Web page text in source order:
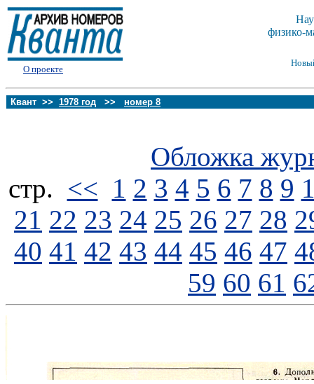
О проекте
физико-
Квант >> 1978 год >> номер 8
Обложка
стp. << 1 2 3 4 5 6 7 8 9
21 22 23 24 25 26 27 28
40 41 42 43 44 45 46 47
59 60 61